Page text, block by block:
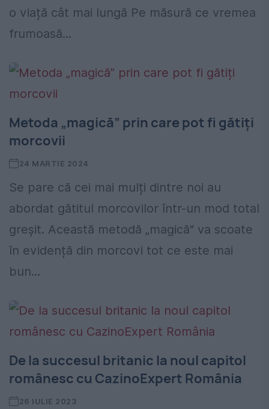
o viață cât mai lungă Pe măsură ce vremea
frumoasă...
Metoda „magică” prin care pot fi gătiți
morcovii
24 MARTIE 2024
Se pare că cei mai mulți dintre noi au
abordat gătitul morcovilor într-un mod total
greșit. Această metodă „magică" va scoate
în evidență din morcovi tot ce este mai
bun...
De la succesul britanic la noul capitol
românesc cu CazinoExpert România
26 IULIE 2023